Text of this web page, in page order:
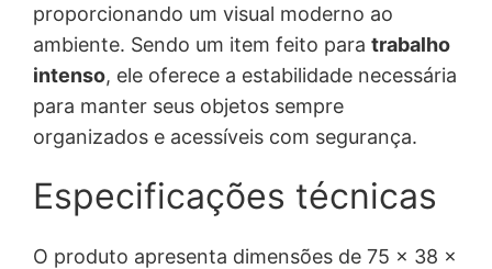
proporcionando um visual moderno ao
ambiente. Sendo um item feito paratrabalho
intenso, ele oferece a estabilidade necessária
para manter seus objetos sempre
organizados e acessíveis com segurança.
Especificações técnicas
O produto apresenta dimensões de 75 x 38 x